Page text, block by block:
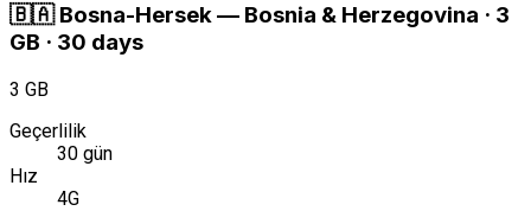
🇧🇦 Bosna-Hersek— Bosnia & Herzegovina · 3
GB · 30 days
3 GB
Geçerlilik
30 gün
Hız
4G